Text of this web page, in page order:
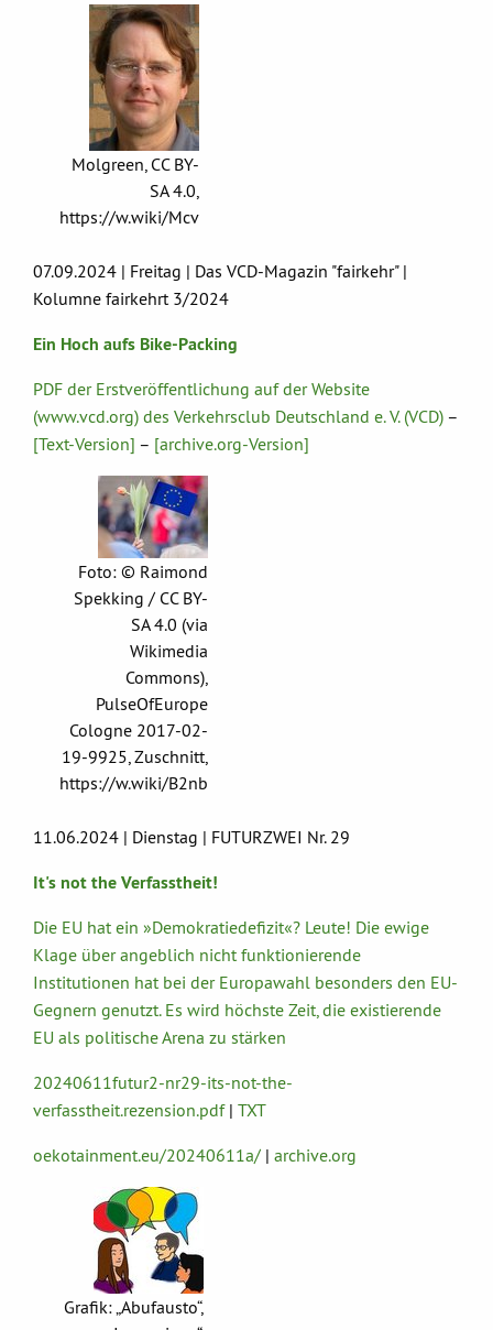
Molgreen, CC BY-
SA 4.0,
https://w.wiki/Mcv
07.09.2024 | Freitag | Das VCD-Magazin "fairkehr" |
Kolumne fairkehrt 3/2024
Ein Hoch aufs Bike-Packing
PDF der Erstveröffentlichung auf der Website
(www.vcd.org) des Verkehrsclub Deutschland e. V. (VCD) –
[Text-Version] – [archive.org-Version]
Foto: © Raimond
Spekking / CC BY-
SA 4.0 (via
Wikimedia
Commons),
PulseOfEurope
Cologne 2017-02-
19-9925, Zuschnitt,
https://w.wiki/B2nb
11.06.2024 | Dienstag | FUTURZWEI Nr. 29
It's not the Verfasstheit!
Die EU hat ein »Demokratiedefizit«? Leute! Die ewige
Klage über angeblich nicht funktionierende
Institutionen hat bei der Europawahl besonders den EU-
Gegnern genutzt. Es wird höchste Zeit, die existierende
EU als politische Arena zu stärken
20240611futur2-nr29-its-not-the-
verfasstheit.rezension.pdf| TXT
oekotainment.eu/20240611a/ | archive.org
Grafik: „Abufausto“,